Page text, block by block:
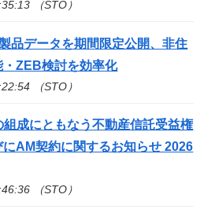
（STO）
品データを期間限定公開、非住
・ZEB検討を効率化
（STO）
組成にともなう不動産信託受益権
AM契約に関するお知らせ 2026
（STO）